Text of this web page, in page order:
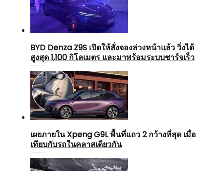
BYD Denza Z9S เปิดให้สั่งจองล่วงหน้าแล้ว วิ่งได้
สูงสุด 1,100 กิโลเมตร และมาพร้อมระบบชาร์จเร็ว
เผยภายใน Xpeng G9L พื้นที่แถว 2 กว้างที่สุด เมื่อ
เทียบกับรถในคลาสเดียวกัน